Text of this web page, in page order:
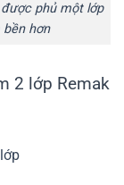
phủ một lớp
hơn
2 lớp Remak